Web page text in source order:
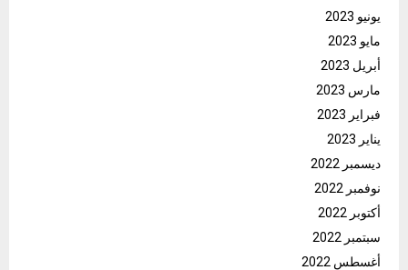
يونيو 2023
مايو 2023
أبريل 2023
مارس 2023
فبراير 2023
يناير 2023
ديسمبر 2022
نوفمبر 2022
أكتوبر 2022
سبتمبر 2022
أغسطس 2022